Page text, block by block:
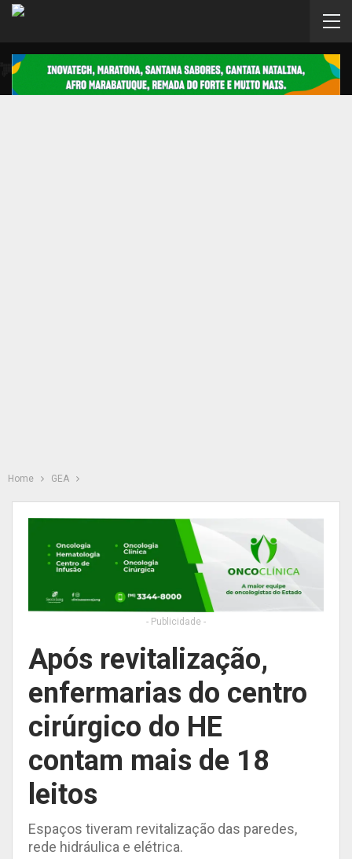
Home GEA
- Publicidade -
Após revitalização,
enfermarias do centro
cirúrgico do HE
contam mais de 18
leitos
Espaços tiveram revitalização das paredes,
rede hidráulica e elétrica.